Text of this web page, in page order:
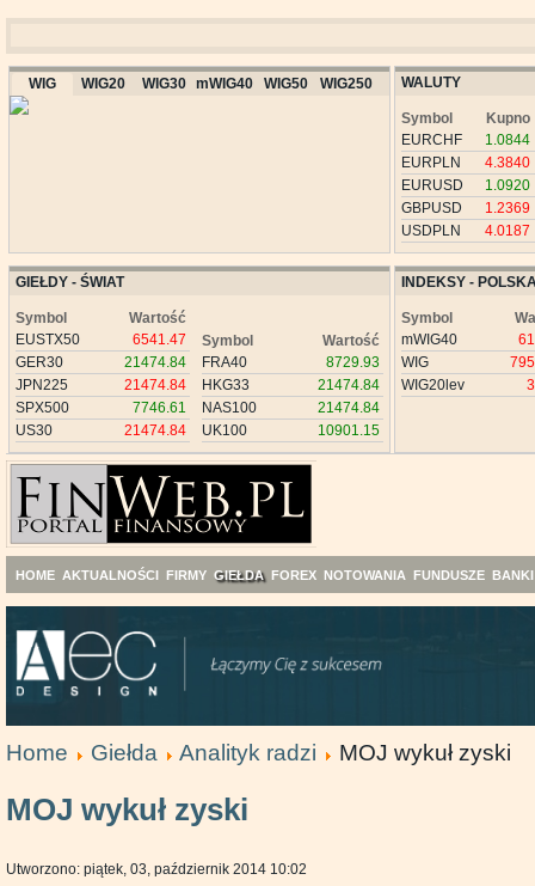
WIG WIG20 WIG30 mWIG40 WIG50 WIG250 WALUTY
Symbol
Kupno
EURCHF
1.0844
EURPLN
4.3840
EURUSD
1.0920
GBPUSD
1.2369
USDPLN
4.0187
GIEŁDY - ŚWIAT
Symbol
Wartość
EUSTX50
6541.47
GER30
21474.84
JPN225
21474.84
SPX500
7746.61
US30
21474.84
Symbol
Wartość
FRA40
8729.93
HKG33
21474.84
NAS100
21474.84
UK100
10901.15
INDEKSY -
Symbol
mWIG40
WIG
WIG20lev
HOME AKTUALNOŚCI FIRMY GIEŁDA FOREX NOTOWANIA FUNDUSZE BANKI
Home Giełda Analityk radzi MOJ wykuł zyski
MOJ wykuł zyski
Utworzono: piątek, 03, październik 2014 10:02